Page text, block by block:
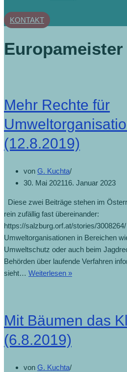
KONTAKT
Europameister
Mehr Rechte für
(12.8.2019)
von G. Kuchta
30. Mai 202116. Januar 2023
Diese zwei Beiträge stehen im
rein zufällig fast übereinander:
https://salzburg.orf.at/stories/
Umweltorganisationen in Bereichen
Umweltschutz oder auch beim
Behörden über laufende Verfahren
sieht… Weiterlesen »
Mit Bäumen das
(6.8.2019)
von G. Kuchta